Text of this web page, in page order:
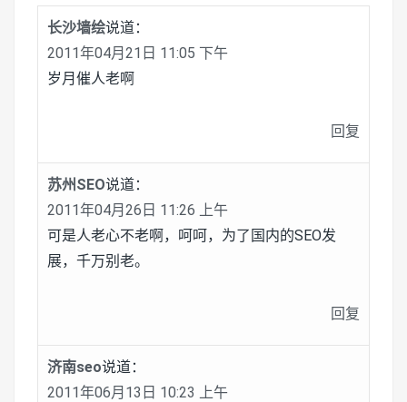
长沙墙绘说道：
2011年04月21日 11:05 下午
岁月催人老啊
回复
苏州SEO说道：
2011年04月26日 11:26 上午
可是人老心不老啊，呵呵，为了国内的SEO发
展，千万别老。
回复
济南seo说道：
2011年06月13日 10:23 上午